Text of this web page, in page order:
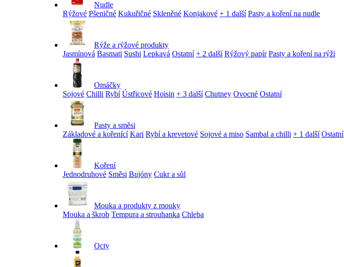
Nudle
Rýžové Pšeničné Kukuřičné Skleněné Konjakové + 1 další Pasty a koření na nudle
Rýže a rýžové produkty
Jasmínová Basmati Sushi Lepkavá Ostatní + 2 další Rýžový papír Pasty a koření na rýži
Omáčky
Sojové Chilli Rybí Ústřicové Hoisin + 3 další Chutney Ovocné Ostatní
Pasty a směsi
Základové a kořenící Kari Rybí a krevetové Sojové a miso Sambal a chilli + 1 další Ostatní
Koření
Jednodruhové Směsi Bujóny Cukr a sůl
Mouka a produkty z mouky
Mouka a škrob Tempura a strouhanka Chleba
Octy